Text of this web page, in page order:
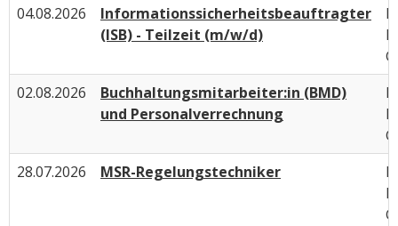
04.08.2026
Informationssicherheitsbeauftragter
(ISB) - Teilzeit (m/w/d)
02.08.2026
Buchhaltungsmitarbeiter:in (BMD)
und Personalverrechnung
28.07.2026
MSR-Regelungstechniker